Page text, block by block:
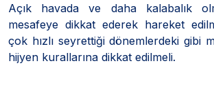
Açık havada ve daha kalabalık
mesafeye dikkat ederek hareket
çok hızlı seyrettiği dönemlerdeki gibi
hijyen kurallarına dikkat edilmeli.